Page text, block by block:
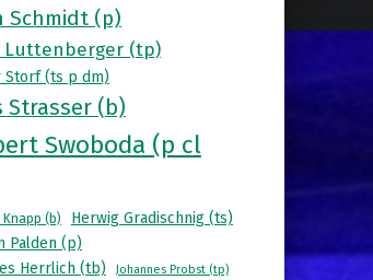
Schmidt (p)
Luttenberger (tp)
Storf (ts p dm)
Strasser (b)
Swoboda (p cl
Knapp (b)
Herwig Gradischnig (ts)
Palden (p)
Herrlich (tb)
Johannes Probst (tp)